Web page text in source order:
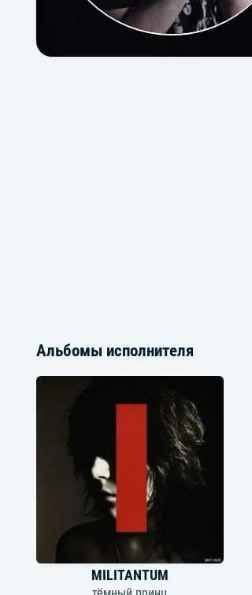
Альбомы исполнителя
MILITANTUM